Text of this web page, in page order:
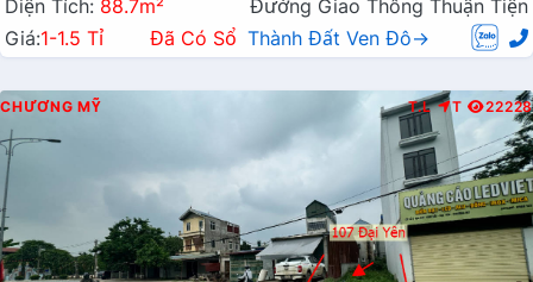
Diện Tích: 88.7m²
Đường Giao Thông Thuận Tiện
Giá:1-1.5 Tỉ Đã Có Sổ Thành Đất Ven Đô→
CHƯƠNG MỸ T.L T 22228